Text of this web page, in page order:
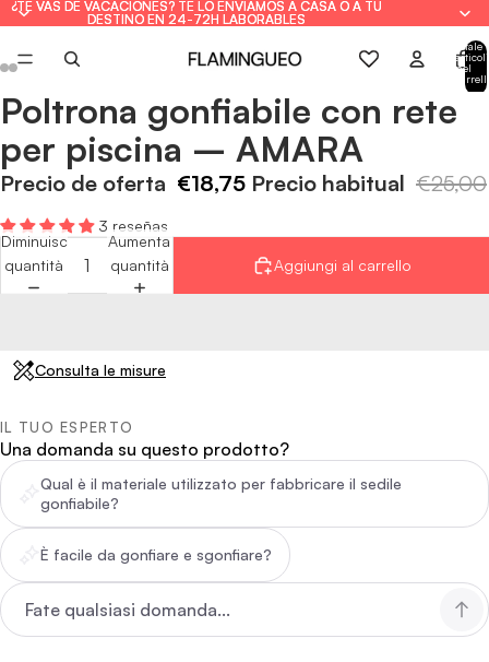
¿TE VAS DE VACACIONES? TE LO ENVIAMOS A CASA O A TU
DESTINO EN 24-72H LABORABLES
¿TE VAS DE VACACIONES? TE LO ENVIAMOS A CASA O A TU
DESTINO EN 24-72H LABORABLES
Totale
articoli
nel
Apri
immagine
a
schermo
Apri
immagine
a
schermo
Apri
immagine
a
schermo
Apri
immagine
a
schermo
Poltrona gonfiabile con rete
per piscina – AMARA
Precio de oferta €18,75 Precio habitual €25,00
3 reseñas
Diminuisci
quantità
Aumenta
quantità
Aggiungi al carrello
Consulta le misure
IL TUO ESPERTO
Una domanda su questo prodotto?
Qual è il materiale utilizzato per fabbricare il sedile
gonfiabile?
È facile da gonfiare e sgonfiare?